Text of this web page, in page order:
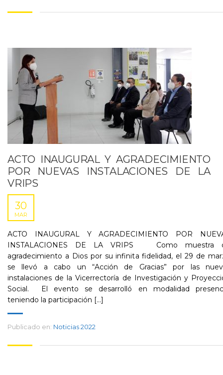
ACTO INAUGURAL Y AGRADECIMIENTO
POR NUEVAS INSTALACIONES DE LA
VRIPS
30
MAR
ACTO INAUGURAL Y AGRADECIMIENTO POR
INSTALACIONES DE LA VRIPS Como muestra
agradecimiento a Dios por su infinita fidelidad, el 29 de
se llevó a cabo un “Acción de Gracias” por las
instalaciones de la Vicerrectoría de Investigación y
Social. El evento se desarrolló en modalidad
teniendo la participación [...]
Publicado en: Noticias 2022